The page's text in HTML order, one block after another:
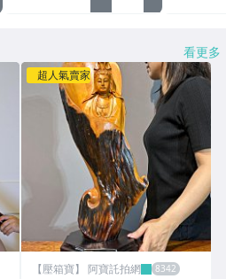
看更多
超人氣賣家
【壓箱寶】 阿寶託拍網